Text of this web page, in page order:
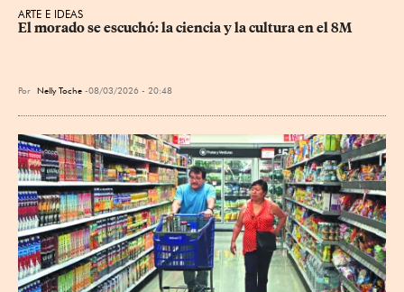
ARTE E IDEAS
El morado se escuchó: la ciencia y la cultura en el 8M
Por Nelly Toche 08/03/2026 - 20:48